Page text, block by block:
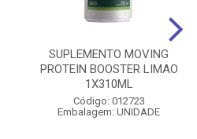
SUPLEMENTO MOVING
PROTEIN BOOSTER LIMAO
1X310ML
Código: 012723
Embalagem: UNIDADE